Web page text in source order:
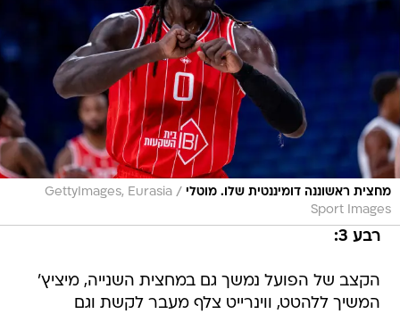
מחצית ראשוננה דומיננטית שלו. מוטלי /
GettyImages, Eurasia
Sport Images
רבע 3:
הקצב של הפועל נמשך גם במחצית השנייה, מיציץ'
המשיך ללהטט, ווינרייט צלף מעבר לקשת וגם